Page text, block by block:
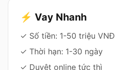
⚡ Vay Nhanh
✓ Số tiền: 1-50 triệu VNĐ
✓ Thời hạn: 1-30 ngày
✓ Duyệt online tức thì